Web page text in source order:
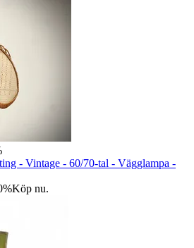
- Vintage - 60/70-tal - Vägglampa -
%Köp nu.